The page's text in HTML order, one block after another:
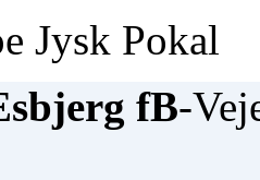
Jysk Pokal
fB-